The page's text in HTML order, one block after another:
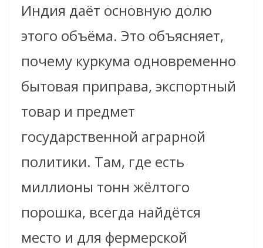
Индия даёт основную долю
этого объёма. Это объясняет,
почему куркума одновременно
бытовая приправа, экспортный
товар и предмет
государственной аграрной
политики. Там, где есть
миллионы тонн жёлтого
порошка, всегда найдётся
место и для фермерской